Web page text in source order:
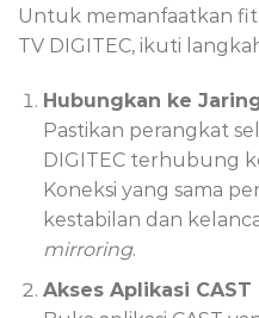
Untuk memanfaatkan
TV DIGITEC, ikuti
Hubungkan ke
Pastikan perangkat
DIGITEC terhubung
Koneksi yang sama
kestabilan dan
mirroring.
Akses Aplikasi